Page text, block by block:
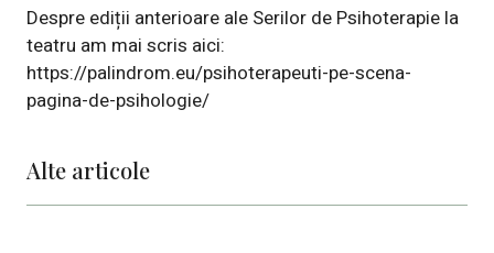
Alte articole
Despre ediții anterioare ale Serilor de Psihoterapie la
teatru am mai scris aici:
https://palindrom.eu/psihoterapeuti-pe-scena-
pagina-de-psihologie/